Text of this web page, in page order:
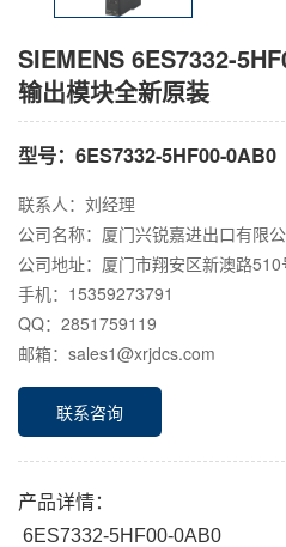
SIEMENS 6ES7332-
输出模块全新原装
型号：6ES7332-5HF00-0AB0
联系人：刘经理
公司名称：厦门兴锐嘉进出口有限
公司地址：厦门市翔安区新澳路
手机：15359273791
QQ：2851759119
邮箱：sales1@xrjdcs.com
联系咨询
产品详情：
6ES7332-5HF00-0AB0